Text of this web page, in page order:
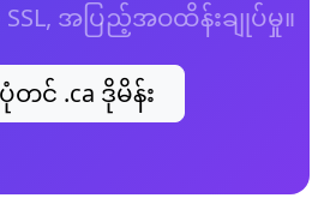
အပြည့်အဝထိန်းချုပ်မှု။
င် .ca ဒိုမိန်း